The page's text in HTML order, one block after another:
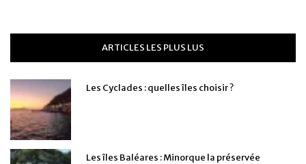
ARTICLES LES PLUS LUS
Les Cyclades : quelles îles choisir ?
Les îles Baléares : Minorque la préservée